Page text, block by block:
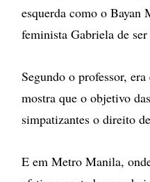
esquerda como o
feminista Gabriela de
Segundo o professor,
mostra que o objetivo
simpatizantes o direito
E em Metro Manila,